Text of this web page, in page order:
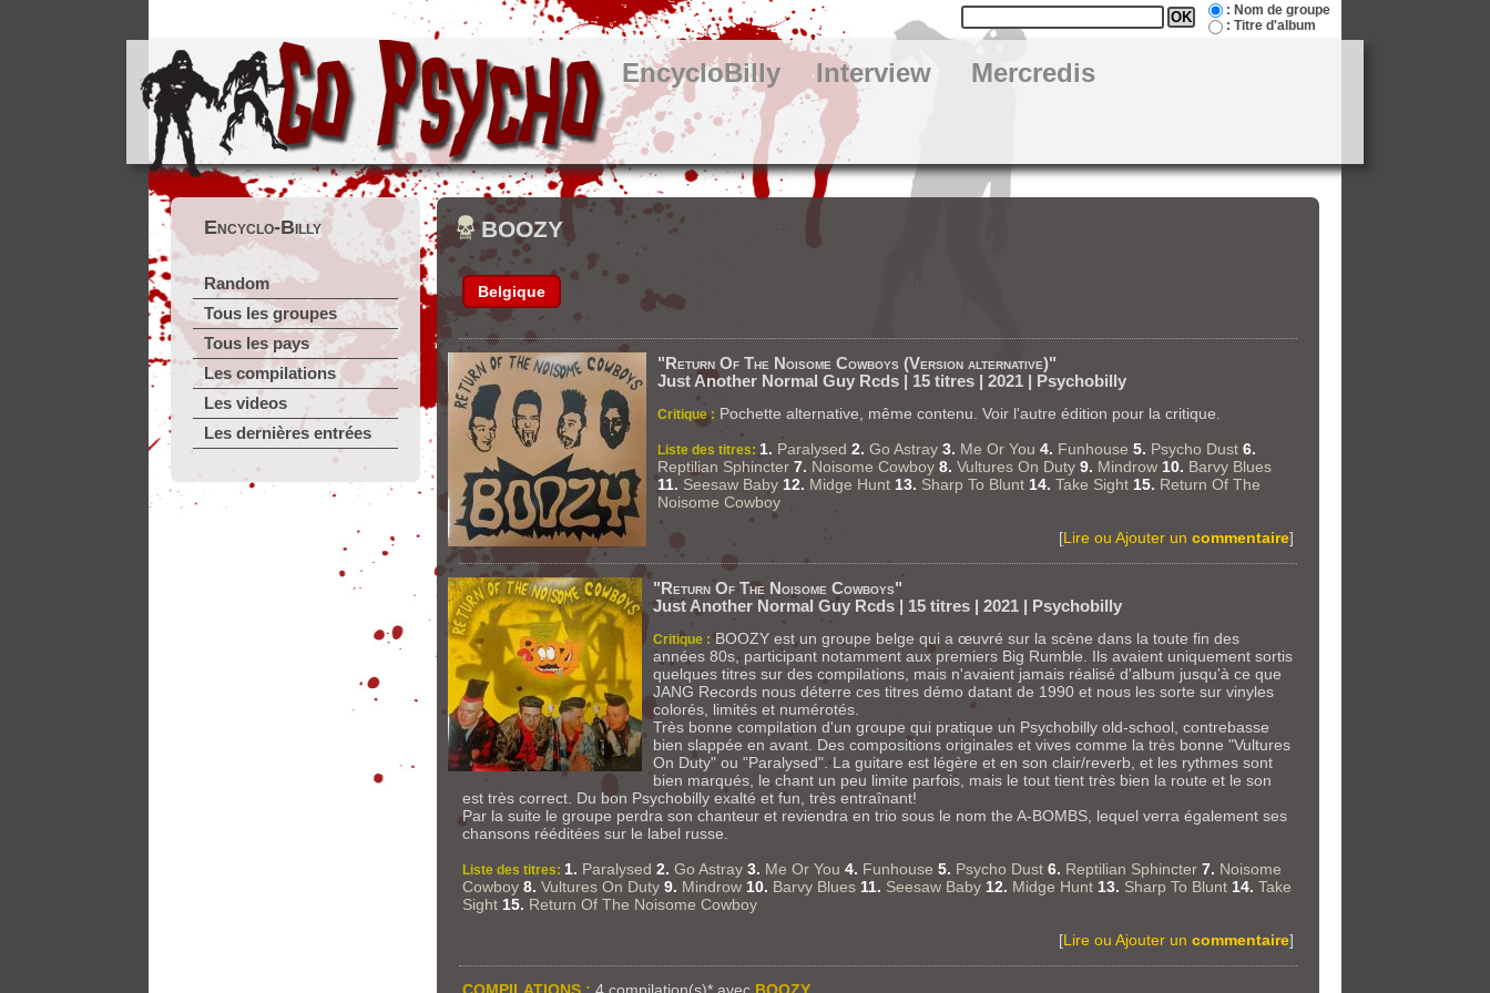
: Nom de groupe
: Titre d'album
EncycloBilly Interview Mercredis
Encyclo-Billy
Random
Tous les groupes
Tous les pays
Les compilations
Les videos
Les dernières entrées
BOOZY
Belgique
"Return Of The Noisome Cowboys (Version alternative)"
Just Another Normal Guy Rcds | 15 titres | 2021 | Psychobilly
Critique : Pochette alternative, même contenu. Voir l'autre édition pour la critique.
Liste des titres: 1. Paralysed2. Go Astray3. Me Or You4. Funhouse5. Psycho Dust6.
Reptilian Sphincter7. Noisome Cowboy8. Vultures On Duty9. Mindrow 10. Barvy Blues
11. Seesaw Baby 12. Midge Hunt 13. Sharp To Blunt 14. Take Sight 15. Return Of The
Noisome Cowboy
[Lire ou Ajouter un commentaire]
"Return Of The Noisome Cowboys"
Just Another Normal Guy Rcds | 15 titres | 2021 | Psychobilly
Critique : BOOZY est un groupe belge qui a œuvré sur la scène dans la toute fin des
années 80s, participant notamment aux premiers Big Rumble. Ils avaient uniquement sortis
quelques titres sur des compilations, mais n'avaient jamais réalisé d'album jusqu'à ce que
JANG Records nous déterre ces titres démo datant de 1990 et nous les sorte sur vinyles
colorés, limités et numérotés.
Très bonne compilation d'un groupe qui pratique un Psychobilly old-school, contrebasse
bien slappée en avant. Des compositions originales et vives comme la très bonne "Vultures
On Duty" ou "Paralysed". La guitare est légère et en son clair/reverb, et les rythmes sont
bien marqués, le chant un peu limite parfois, mais le tout tient très bien la route et le son
est très correct. Du bon Psychobilly exalté et fun, très entraînant!
Par la suite le groupe perdra son chanteur et reviendra en trio sous le nom the A-BOMBS, lequel verra également ses
chansons rééditées sur le label russe.
Liste des titres: 1. Paralysed2. Go Astray3. Me Or You4. Funhouse5. Psycho Dust6. Reptilian Sphincter7. Noisome
Cowboy8. Vultures On Duty9. Mindrow 10. Barvy Blues 11. Seesaw Baby 12. Midge Hunt 13. Sharp To Blunt 14. Take
Sight 15. Return Of The Noisome Cowboy
[Lire ou Ajouter un commentaire]
COMPILATIONS :4 compilation(s)* avec BOOZY.